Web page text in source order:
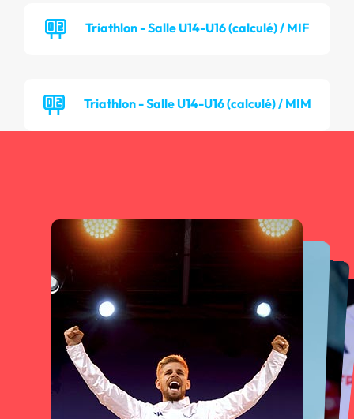
Triathlon - Salle U14-U16 (calculé) / MIF
Triathlon - Salle U14-U16 (calculé) / MIM